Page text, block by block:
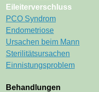
Eileiterverschluss
PCO Syndrom
Endometriose
Ursachen beim Mann
Sterilitätsursachen
Einnistungsproblem
Behandlungen